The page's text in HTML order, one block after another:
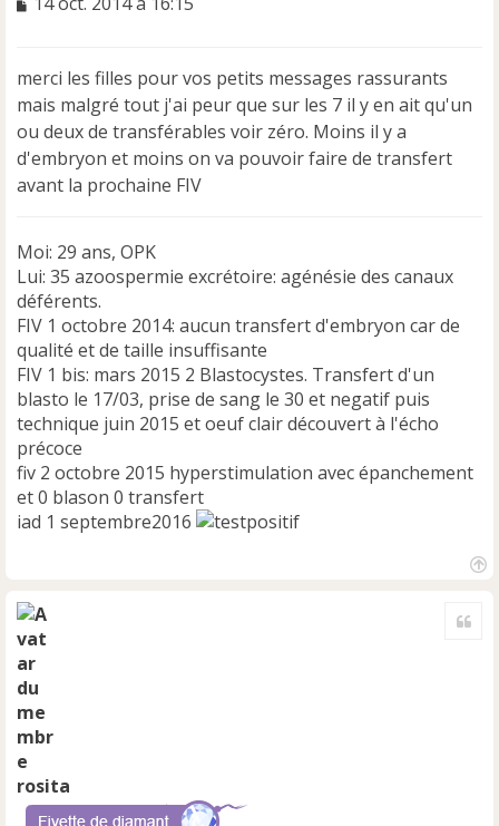
a
g
e
n
o
n
merci les filles pour vos petits messages rassurants
mais malgré tout j'ai peur que sur les 7 il y en ait qu'un
ou deux de transférables voir zéro. Moins il y a
d'embryon et moins on va pouvoir faire de transfert
avant la prochaine FIV
Moi: 29 ans, OPK
Lui: 35 azoospermie excrétoire: agénésie des canaux
déférents.
FIV 1 octobre 2014: aucun transfert d'embryon car de
qualité et de taille insuffisante
FIV 1 bis: mars 2015 2 Blastocystes. Transfert d'un
blasto le 17/03, prise de sang le 30 et negatif puis
technique juin 2015 et oeuf clair découvert à l'écho
précoce
fiv 2 octobre 2015 hyperstimulation avec épanchement
et 0 blason 0 transfert
iad 1 septembre2016
rosita